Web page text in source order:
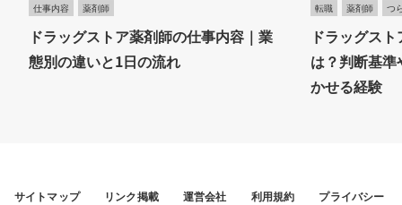
仕事内容 薬剤師
ドラッグストア薬剤師の仕事内容｜業
態別の違いと1日の流れ
転職 薬剤師 つ
ドラッグス
は？判断基
かせる経験
サイトマップ リンク掲載 運営会社 利用規約
プライバシー